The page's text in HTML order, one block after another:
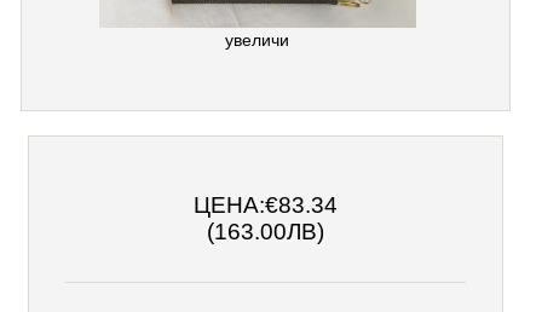
увеличи
ЦЕНА:€83.34
(163.00ЛВ)